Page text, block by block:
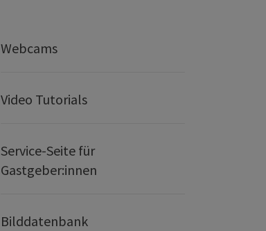
Webcams
Video Tutorials
Service-Seite für
Gastgeber:innen
Bilddatenbank